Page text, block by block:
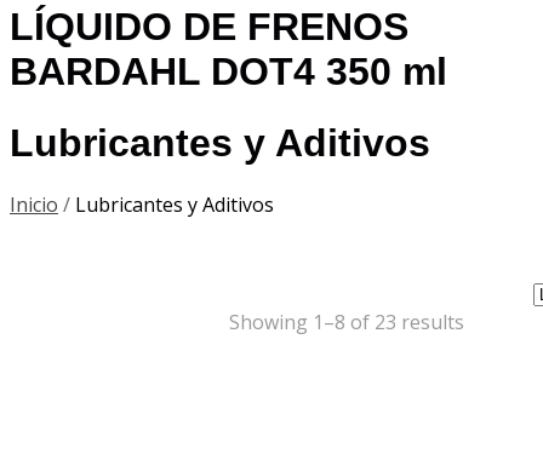
LÍQUIDO DE FRENOS
BARDAHL DOT4 350 ml
Lubricantes y Aditivos
Inicio / Lubricantes y Aditivos
Showing 1–8 of 23 results